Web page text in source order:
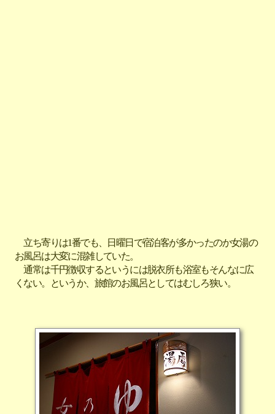
立ち寄りは1番でも、日曜日で宿泊客が多かったのか女湯の
お風呂は大変に混雑していた。
通常は千円徴収するというには脱衣所も浴室もそんなに広
くない。というか、旅館のお風呂としてはむしろ狭い。